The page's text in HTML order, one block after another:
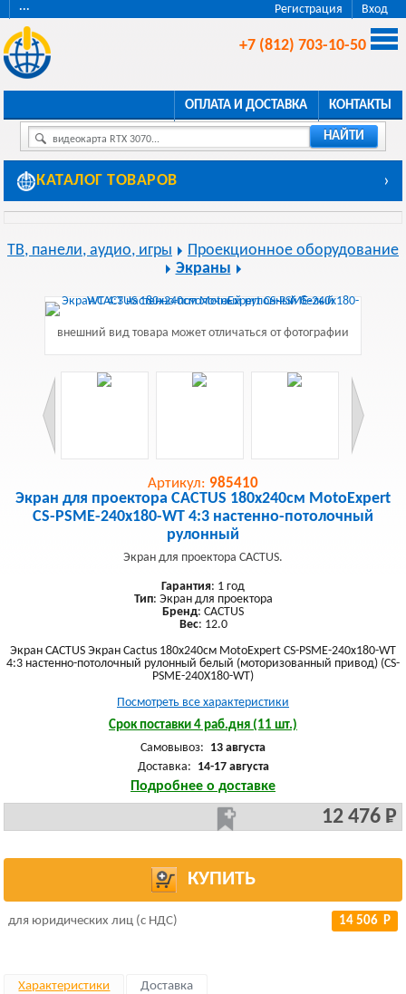
Регистрация Вход
···
+7 (812) 703-10-50
ОПЛАТА И ДОСТАВКА КОНТАКТЫ
видеокарта RTX 3070... НАЙТИ
КАТАЛОГ ТОВАРОВ ›
ТВ, панели, аудио, игры
Проекционное оборудование
Экраны
внешний вид товара может отличаться от фотографии
Артикул: 985410
Экран для проектора CACTUS 180x240см MotoExpert
CS-PSME-240x180-WT 4:3 настенно-потолочный
рулонный
Экран для проектора CACTUS.
Гарантия: 1 год
Тип: Экран для проектора
Бренд: CACTUS
Вес: 12.0
Экран CACTUS Экран Cactus 180x240см MotoExpert CS-PSME-240x180-WT
4:3 настенно-потолочный рулонный белый (моторизованный привод) (CS-
PSME-240X180-WT)
Посмотреть все характеристики
Срок поставки 4 раб.дня (11 шт.)
Самовывоз: 13 августа
Доставка: 14-17 августа
Подробнее о доставке
12 476 Р
КУПИТЬ
для юридических лиц (с НДС) 14 506 Р
Характеристики Доставка